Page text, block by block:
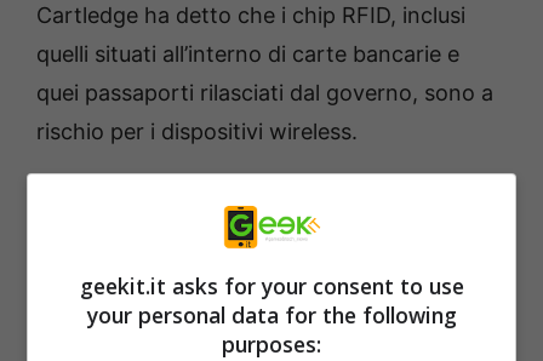
Cartledge ha detto che i chip RFID, inclusi
quelli situati all’interno di carte bancarie e
quei passaporti rilasciati dal governo, sono a
rischio per i dispositivi wireless.
Il Passaporto elettronico utilizza il controllo di
accesso di base (BAC) per evitare che le
informazioni personali vengono estratte
senza la consegna del documento. Extended
geekit.it asks for your consent to use
your personal data for the following
purposes: